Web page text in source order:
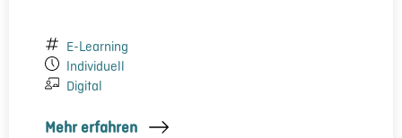
E-Learning
Individuell
Digital
Mehr erfahren